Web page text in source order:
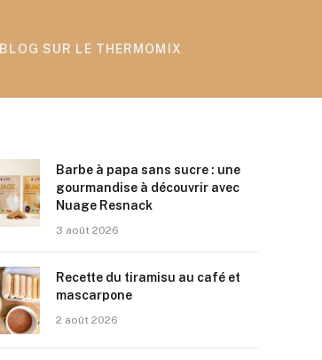
BLOG SUR LE THERMOMIX
Barbe à papa sans sucre : une
gourmandise à découvrir avec
Nuage Resnack
3 août 2026
Recette du tiramisu au café et
mascarpone
2 août 2026